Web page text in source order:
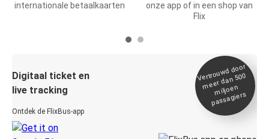
internationale betaalkaarten
onze app of in een shop van
Flix
Digitaal ticket en
live tracking
Ontdek de FlixBus-app
Vertrou
wd door
meer dan 500
miljoen
passagiers